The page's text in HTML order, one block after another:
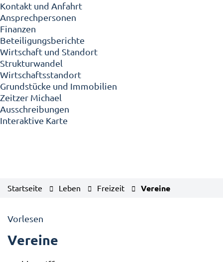
Kontakt und Anfahrt
Ansprechpersonen
Finanzen
Beteiligungsberichte
Wirtschaft und Standort
Strukturwandel
Wirtschaftsstandort
Grundstücke und Immobilien
Zeitzer Michael
Ausschreibungen
Interaktive Karte
Startseite Leben Freizeit Vereine
Vorlesen
Vereine